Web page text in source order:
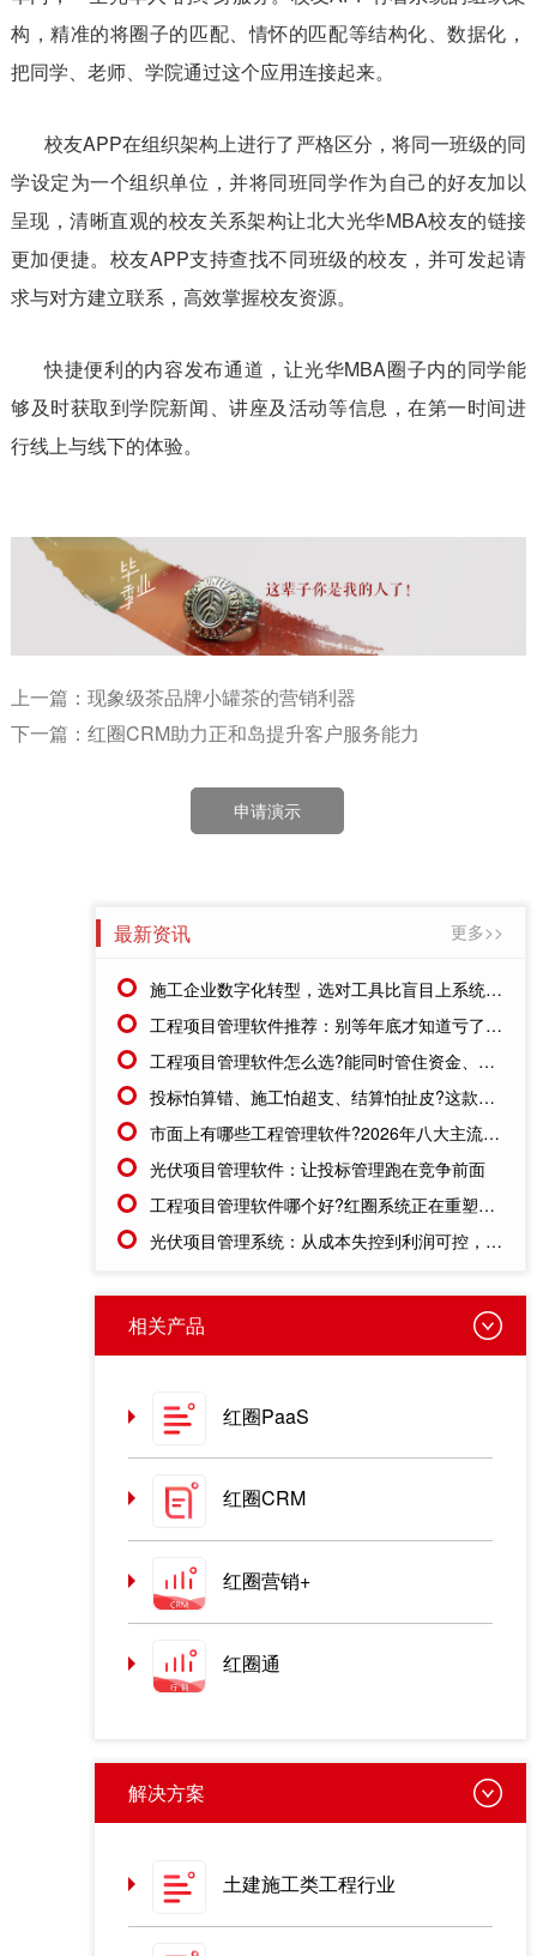
构，精准的将圈子的匹配、情怀的匹配等结构化、数据化，
把同学、老师、学院通过这个应用连接起来。
校友APP在组织架构上进行了严格区分，将同一班级的同
学设定为一个组织单位，并将同班同学作为自己的好友加以
呈现，清晰直观的校友关系架构让北大光华MBA校友的链接
更加便捷。校友APP支持查找不同班级的校友，并可发起请
求与对方建立联系，高效掌握校友资源。
快捷便利的内容发布通道，让光华MBA圈子内的同学能
够及时获取到学院新闻、讲座及活动等信息，在第一时间进
行线上与线下的体验。
上一篇：现象级茶品牌小罐茶的营销利器
下一篇：红圈CRM助力正和岛提升客户服务能力
申请演示
最新资讯 更多>>
施工企业数字化转型，选对工具比盲目上系统更重要
工程项目管理软件推荐：别等年底才知道亏了!这套系统让每一分钱都有迹可循
工程项目管理软件怎么选?能同时管住资金、成本、进度的才靠谱
投标怕算错、施工怕超支、结算怕扯皮?这款施工成本管理系统一招全解决
市面上有哪些工程管理软件?2026年八大主流工具深度盘点
光伏项目管理软件：让投标管理跑在竞争前面
工程项目管理软件哪个好?红圈系统正在重塑工程企业的"数字大脑"
光伏项目管理系统：从成本失控到利润可控，老板只需做对一步
相关产品
红圈PaaS
红圈CRM
红圈营销+
红圈通
解决方案
土建施工类工程行业